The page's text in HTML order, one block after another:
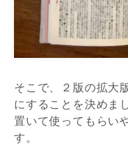
そこで、２版の拡大
にすることを決めま
置いて使ってもらい
す。